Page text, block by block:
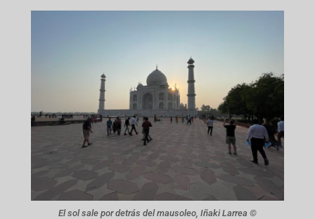
El sol sale por detrás del mausoleo, Iñaki Larrea ©